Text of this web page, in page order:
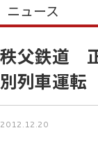
ニュース
秩父鉄道
別列車運転
2012.12.20